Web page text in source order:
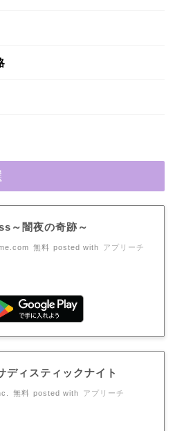
～闇夜の奇跡～
無料 posted with アプリーチ
ディスティックナイト
無料 posted with アプリーチ